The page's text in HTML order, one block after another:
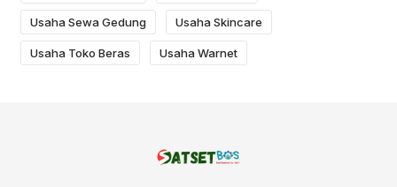
Usaha Sewa Gedung Usaha Skincare
Usaha Toko Beras Usaha Warnet